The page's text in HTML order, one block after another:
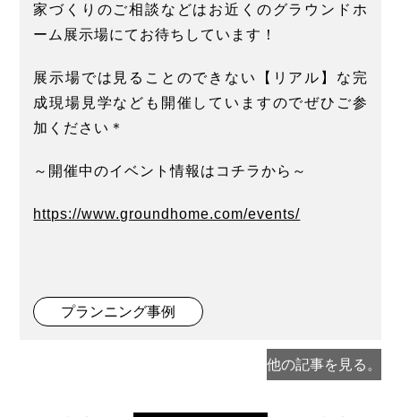
家づくりのご相談などはお近くのグラウンドホ
ーム展示場にてお待ちしています！
展示場では見ることのできない【リアル】な完
成現場見学なども開催していますのでぜひご参
加ください＊
～開催中のイベント情報はコチラから～
https://www.groundhome.com/events/
プランニング事例
他の記事を見る。